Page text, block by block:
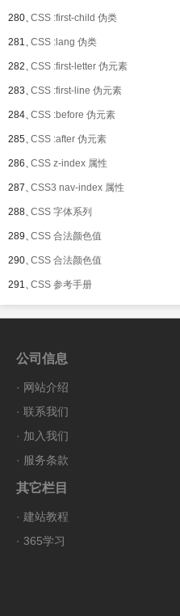
280、CSS :first-child 伪类
281、CSS :lang 伪类
282、CSS :first-letter 伪元素
283、CSS :first-line 伪元素
284、CSS :before 伪元素
285、CSS :after 伪元素
286、CSS z-index 属性
287、CSS3 nav-index 属性
288、CSS 字体系列
289、CSS 合法颜色值
290、CSS 合法颜色值
291、CSS 参考手册
公司信息
· 网站介绍
· 联系我们
· 加入我们
· 服务条款
其它栏目
· 建站教程
· 365学习